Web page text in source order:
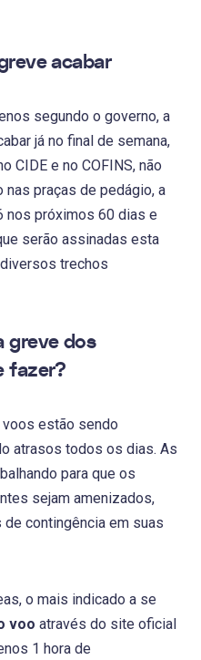
acabar
segundo o governo, a
já no final de semana,
CIDE e no COFINS, não
praças de pedágio, a
nos próximos 60 dias e
serão assinadas esta
trechos
greve dos
fazer?
estão sendo
atrasos todos os dias. As
para que os
sejam amenizados,
contingência em suas
o mais indicado a se
voo através do site oficial
1 hora de